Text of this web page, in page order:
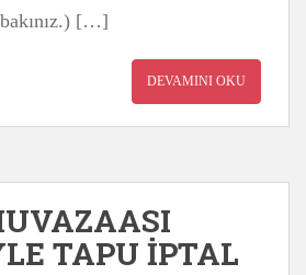
[…]
DEVAMINI OKU
TAPU İPTAL